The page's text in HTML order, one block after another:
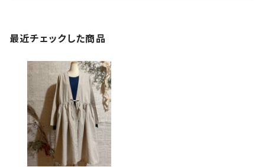
最近チェックした商品